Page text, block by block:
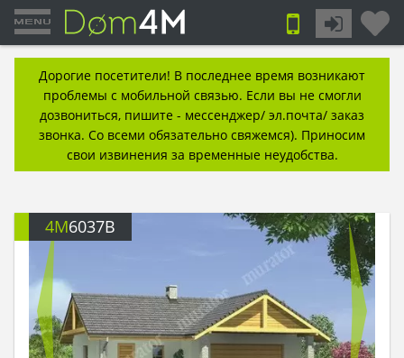
Дорогие посетители! В последнее время возникают
проблемы с мобильной связью. Если вы не смогли
дозвониться, пишите - мессенджер/ эл.почта/ заказ
звонка. Со всеми обязательно свяжемся). Приносим
свои извинения за временные неудобства.
4M6037B